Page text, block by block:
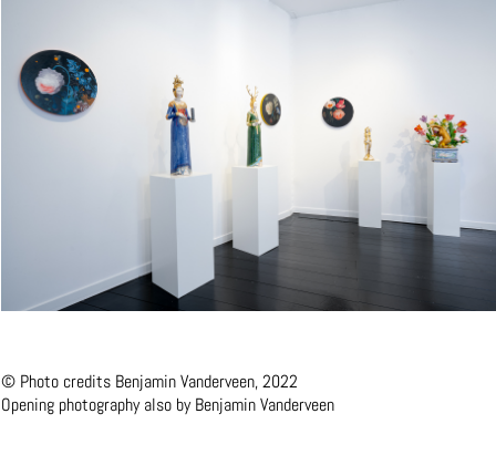
© Photo credits Benjamin Vanderveen, 2022
Opening photography also by Benjamin Vanderveen